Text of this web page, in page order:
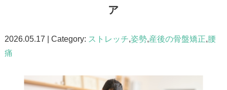
ア
2026.05.17 | Category: ストレッチ,姿勢,産後の骨盤矯正,腰
痛